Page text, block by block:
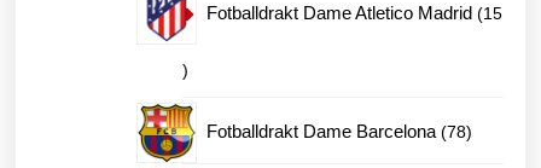
Fotballdrakt Dame Atletico Madrid 15
15
produkter
Fotballdrakt Dame Barcelona 7878